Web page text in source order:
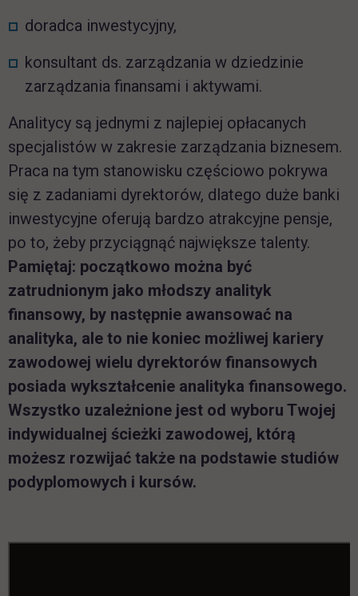
doradca inwestycyjny,
konsultant ds. zarządzania w dziedzinie
zarządzania finansami i aktywami.
Analitycy są jednymi z najlepiej opłacanych
specjalistów w zakresie zarządzania biznesem.
Praca na tym stanowisku częściowo pokrywa
się z zadaniami dyrektorów, dlatego duże banki
inwestycyjne oferują bardzo atrakcyjne pensje,
po to, żeby przyciągnąć największe talenty.
Pamiętaj: początkowo można być
zatrudnionym jako młodszy analityk
finansowy, by następnie awansować na
analityka, ale to nie koniec możliwej kariery
zawodowej wielu dyrektorów finansowych
posiada wykształcenie analityka finansowego.
Wszystko uzależnione jest od wyboru Twojej
indywidualnej ścieżki zawodowej, którą
możesz rozwijać także na podstawie studiów
podyplomowych i kursów.